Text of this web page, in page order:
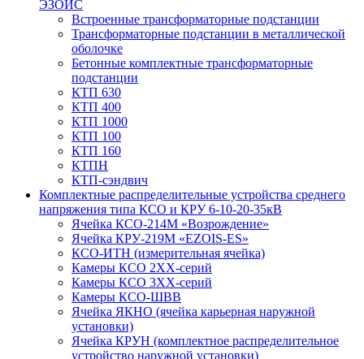
ЭЗОИС
Встроенные трансформаторные подстанции
Трансформаторные подстанции в металлической
оболочке
Бетонные комплектные трансформаторные
подстанции
КТП 630
КТП 400
КТП 1000
КТП 100
КТП 160
КТПН
КТП-сэндвич
Комплектные распределительные устройства среднего
напряжения типа КСО и КРУ 6-10-20-35кВ
Ячейка КСО-214М «Возрождение»
Ячейка КРУ-219М «EZOIS-ES»
КСО-ИТН (измерительная ячейка)
Камеры КСО 2ХХ-серий
Камеры КСО 3ХХ-серий
Камеры КСО-ШВВ
Ячейка ЯКНО (ячейка карьерная наружной
установки)
Ячейка КРУН (комплектное распределительное
устройство наружной установки)